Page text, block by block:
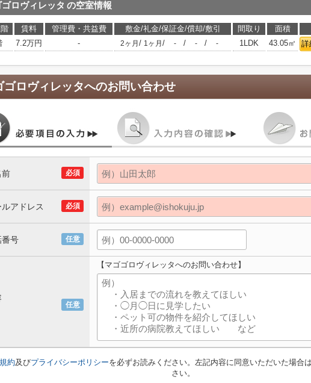
ゴロヴィレッタ の空室情報
賃料 管理費・共益費 敷金/礼金/保証金/償却/敷引 間取り 面積
7.2万円 - 2ヶ月 / 1ヶ月 / - / - / - 1LDK 43.05㎡ 詳
ゴロヴィレッタへのお問い合わせ
必須
前
必須
ルアドレス
任意
番号
任意
【マゴゴロヴィレッタへのお問い合わせ】
約及びプライバシーポリシーを必ずお読みください。左記内容に同意いただいた場合
さい。